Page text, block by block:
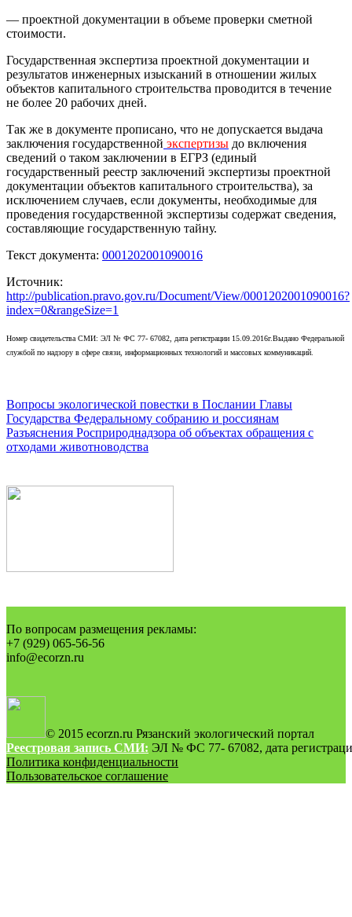
— проектной документации в объеме проверки сметной
стоимости.
Государственная экспертиза проектной документации и
результатов инженерных изысканий в отношении жилых
объектов капитального строительства проводится в течение
не более 20 рабочих дней.
Так же в документе прописано, что не допускается выдача
заключения государственной экспертизы до включения
сведений о таком заключении в ЕГРЗ (единый
государственный реестр заключений экспертизы проектной
документации объектов капитального строительства), за
исключением случаев, если документы, необходимые для
проведения государственной экспертизы содержат сведения,
составляющие государственную тайну.
Текст документа: 0001202001090016
Источник:
http://publication.pravo.gov.ru/Document/View/0001202001090016?
index=0&rangeSize=1
Номер свидетельства СМИ: ЭЛ № ФС 77- 67082, дата регистрации 15.09.2016г.Выдано Федеральной
службой по надзору в сфере связи, информационных технологий и массовых коммуникаций.
Навигация
по
записям
Вопросы экологической повестки в Послании Главы
Государства Федеральному собранию и россиянам
Разъяснения Росприроднадзора об объектах обращения с
отходами животноводства
По вопросам размещения рекламы:
+7 (929) 065-56-56
info@ecorzn.ru
© 2015 ecorzn.ru Рязанский экологический портал
Реестровая запись СМИ: ЭЛ № ФС 77- 67082, дата
Политика конфиденциальности
Пользовательское соглашение